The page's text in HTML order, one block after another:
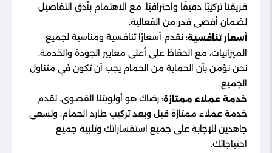
فريقنا تركيبًا دقيقًا واحترافيًا، مع الاهتمام بأدق التفاصيل
لضمان أقصى قدر من الفعالية.
أسعار تنافسية: نقدم أسعارًا تنافسية ومناسبة لجميع
الميزانيات، مع الحفاظ على أعلى معايير الجودة والخدمة.
نحن نؤمن بأن الحماية من الحمام يجب أن تكون في متناول
الجميع.
خدمة عملاء ممتازة: رضاك هو أولويتنا القصوى. نقدم
خدمة عملاء ممتازة قبل وبعد تركيب طارد الحمام، ونسعى
جاهدين للإجابة على جميع استفساراتك وتلبية جميع
احتياجاتك.